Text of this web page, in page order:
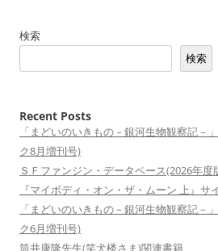
ゲ
ョ
ン
検索
検索
Recent Posts
「まどいのいきもの－銀河生物観察記－
ク8月増刊号)
ＳＦファンジン・データベース(2026年度
『マイボディ・オン・ザ・ムーン 上』サ
「まどいのいきもの－銀河生物観察記－
ク6月増刊号)
筒井康隆先生(笑犬楼さま)関連書籍